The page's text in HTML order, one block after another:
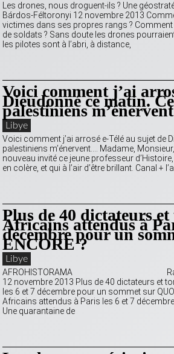
Les drones, nous droguent-ils ? Une
Bárdos-Féltoronyi 12 novembre 2013
victimes dans ses propres rangs ?
de soldats ? Sans doute les drones
les pilotes sont à l’abri, à distance,
Voici comment j’ai
Dieudonné ce matin.
palestiniens
Libye
Voici comment j’ai arrosé e-Télé au sujet de
palestiniens m’énervent…. Madame,
nouveau invité ce jeune professeur
en colère, et qui à l’air d’être brillant. Canal +
Plus de 40 dictateurs
Africains attendus à
décembre pour un
ENCORE ?
Libye
AFROHISTORAMA Raconter
12 novembre 2013 Plus de 40 dictateurs et
les 6 et 7 décembre pour un sommet sur
Africains attendus à Paris les 6 et 7
Une quarantaine de